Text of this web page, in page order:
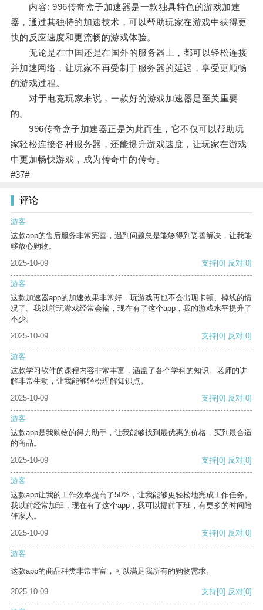
内容: 996传奇盒子加速器是一款独具特色的游戏加速
器，通过其独特的加速技术，可以帮助玩家在游戏中获得更
快的反应速度和更流畅的游戏体验。
无论是在中国还是在国外的服务器上，都可以轻松连接
并加速网络，让玩家不再受制于服务器的延迟，享受更顺畅
的游戏过程。
对于电竞玩家来说，一款好的游戏加速器是至关重要
的。
996传奇盒子加速器正是为此而生，它不仅可以帮助玩
家轻松连接各种服务器，还能提升游戏速度，让玩家在游戏
中更加畅快游戏，成为传奇中的传奇。
#37#
评论
游客
这款app的售后服务非常完善，遇到问题总是能够得到妥善解决，让我能
够放心购物。
2025-10-09
支持[0] 反对[0]
游客
这款加速器app的加速效果非常好，玩游戏再也不会出现卡顿、掉线的情
况了。我以前玩游戏经常会输，现在有了这个app，我的游戏水平提升了
不少。
2025-10-09
支持[0] 反对[0]
游客
这款学习软件的课程内容非常丰富，涵盖了各个学科的知识。老师的讲
解非常生动，让我能够轻松理解知识点。
2025-10-09
支持[0] 反对[0]
游客
这款app是我购物的得力助手，让我能够找到最优惠的价格，买到最合适
的商品。
2025-10-09
支持[0] 反对[0]
游客
这款app让我的工作效率提高了50%，让我能够更轻松地完成工作任务。
我以前经常加班，现在有了这个app，我可以提前下班，有更多的时间陪
伴家人。
2025-10-09
支持[0] 反对[0]
游客
这款app的商品种类非常丰富，可以满足我所有的购物需求。
2025-10-09 支持[0] 反对[0]